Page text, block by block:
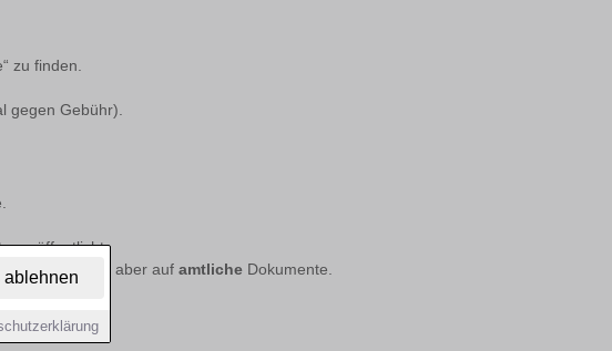
zu finden.
gegen Gebühr).
veröffentlicht.
Vorgänge aber auf amtliche Dokumente.